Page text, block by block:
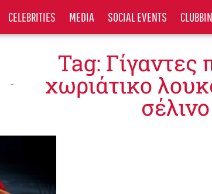
CELEBRITIES MEDIA SOCIAL EVENTS
Tag: Γίγαντες
χωριάτικο
σέλινο